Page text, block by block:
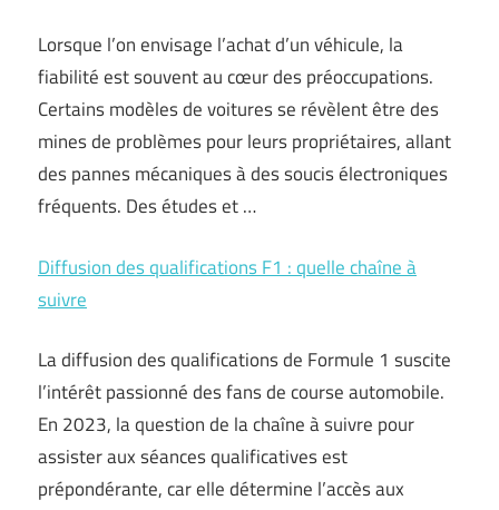
Lorsque l’on envisage l’achat d’un véhicule, la
fiabilité est souvent au cœur des préoccupations.
Certains modèles de voitures se révèlent être des
mines de problèmes pour leurs propriétaires, allant
des pannes mécaniques à des soucis électroniques
fréquents. Des études et …
Diffusion des qualifications F1 : quelle chaîne à
suivre
La diffusion des qualifications de Formule 1 suscite
l’intérêt passionné des fans de course automobile.
En 2023, la question de la chaîne à suivre pour
assister aux séances qualificatives est
prépondérante, car elle détermine l’accès aux